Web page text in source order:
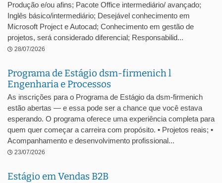
Produção e/ou afins; Pacote Office intermediário/ avançado;
Inglês básico/intermediário; Desejável conhecimento em
Microsoft Project e Autocad; Conhecimento em gestão de
projetos, será considerado diferencial; Responsabilid...
28/07/2026
Programa de Estágio dsm-firmenich l
Engenharia e Processos
As inscrições para o Programa de Estágio da dsm-firmenich
estão abertas — e essa pode ser a chance que você estava
esperando. O programa oferece uma experiência completa para
quem quer começar a carreira com propósito. • Projetos reais; •
Acompanhamento e desenvolvimento profissional...
23/07/2026
Estágio em Vendas B2B